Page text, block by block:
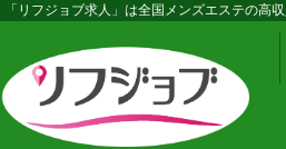
「リフジョブ求人」は全国メンズエステの高